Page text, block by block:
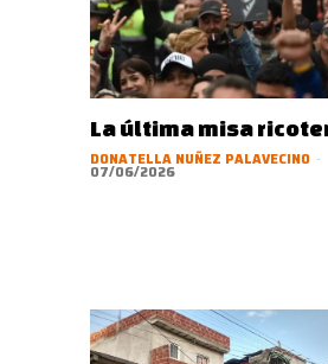
La última misa
DONATELLA NUÑEZ PALAVECINO -
07/06/2026